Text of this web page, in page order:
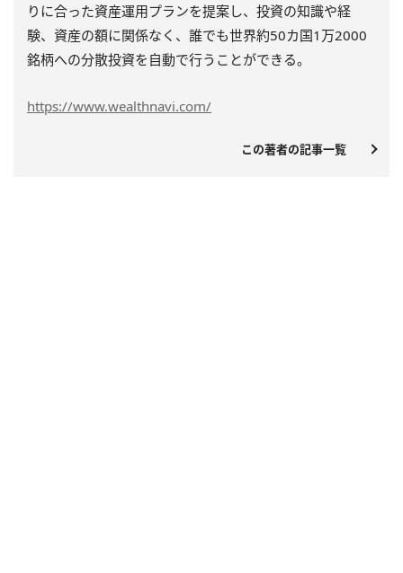
りに合った資産運用プランを提案し、投資の知識や経
験、資産の額に関係なく、 誰でも世界約50カ国1万2000
銘柄への分散投資を自動で行う ことができる。
https://www.wealthnavi.com/
この著者の記事一覧